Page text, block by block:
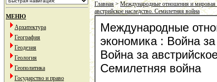
МЕНЮ
Архитектура
География
Геодезия
Геология
Геополитика
Государство и право
Главная>Международные отношения и мировая
австрийское наследство. Семилетняя война
Международные
экономика : Война
Война за
Семилетняя война